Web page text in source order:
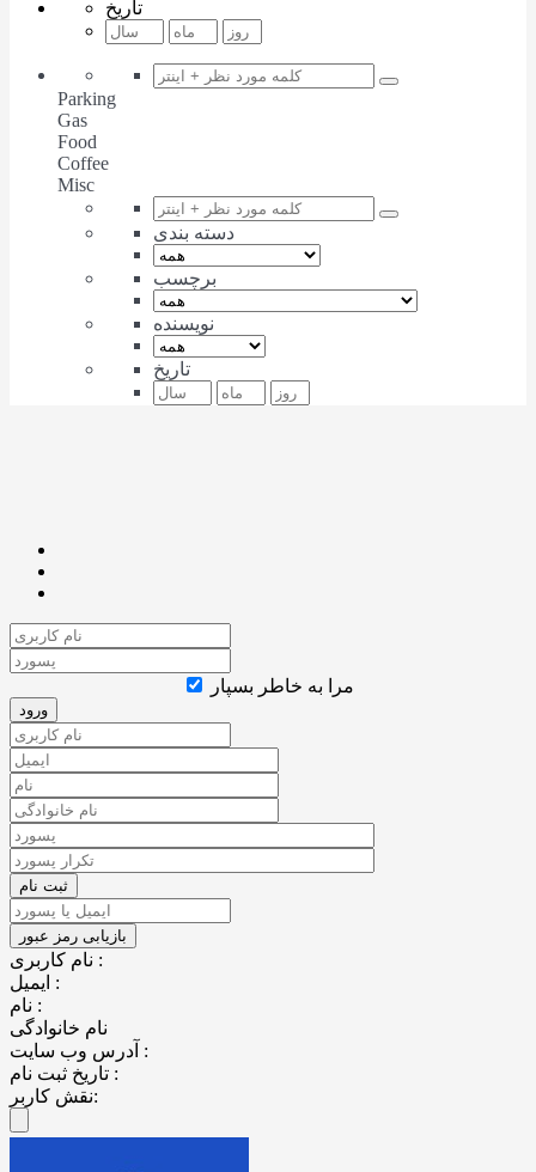
تاریخ
Parking
Gas
Food
Coffee
Misc
دسته بندی
برچسب
نویسنده
تاریخ
مرا به خاطر بسپار
نام کاربری :
ایمیل :
نام :
نام خانوادگی
آدرس وب سایت :
تاریخ ثبت نام :
نقش کاربر: